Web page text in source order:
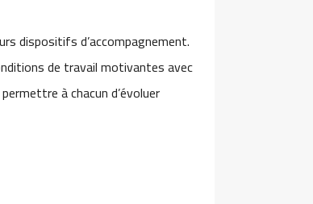
dispositifs d’accompagnement.
de travail motivantes avec
à chacun d’évoluer